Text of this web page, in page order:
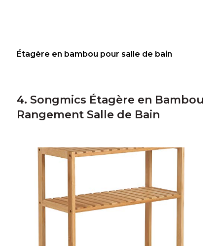
Étagère en bambou pour salle de bain
4. Songmics Étagère en Bambou
Rangement Salle de Bain